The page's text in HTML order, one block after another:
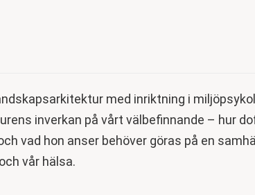
med inriktning i
inverkan på vårt välbefinnande – hur
vad hon anser behöver göras på en
vår hälsa.